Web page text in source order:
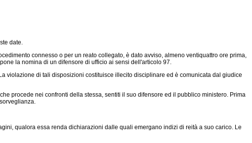
date.
connesso o per un reato collegato, è dato avviso, almeno ventiquattro ore prima,
la nomina di un difensore di ufficio ai sensi dell'articolo 97.
di tali disposizioni costituisce illecito disciplinare ed è comunicata dal giudice
procede nei confronti della stessa, sentiti il suo difensore ed il pubblico ministero. Prima
qualora essa renda dichiarazioni dalle quali emergano indizi di reità a suo carico. Le